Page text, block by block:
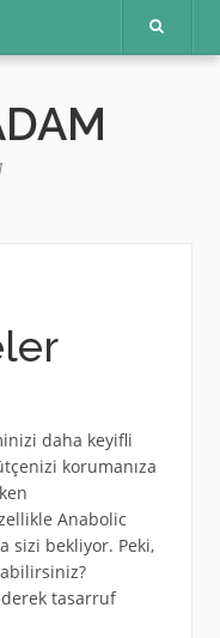
daha keyifli
korumanıza
Anabolic
sizi bekliyor. Peki,
tasarruf